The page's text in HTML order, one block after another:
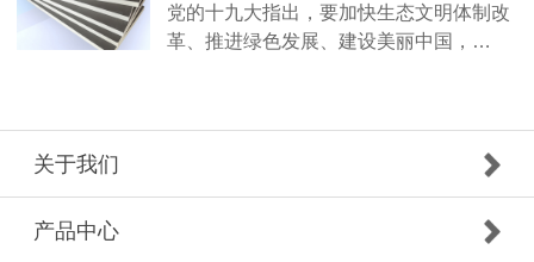
党的十九大指出，要加快生态文明体制改
革、推进绿色发展、建设美丽中国，…
关于我们
产品中心